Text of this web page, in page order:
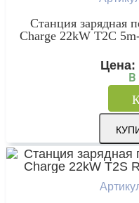
Станция зарядная
Charge 22kW T2C
Цена:
В